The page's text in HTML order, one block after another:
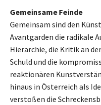
Gemeinsame Feinde
Gemeinsam sind den
Avantgarden die radikale
Hierarchie, die Kritik an
Schuld und die
reaktionären
hinaus in Österreich als
verstoßen die